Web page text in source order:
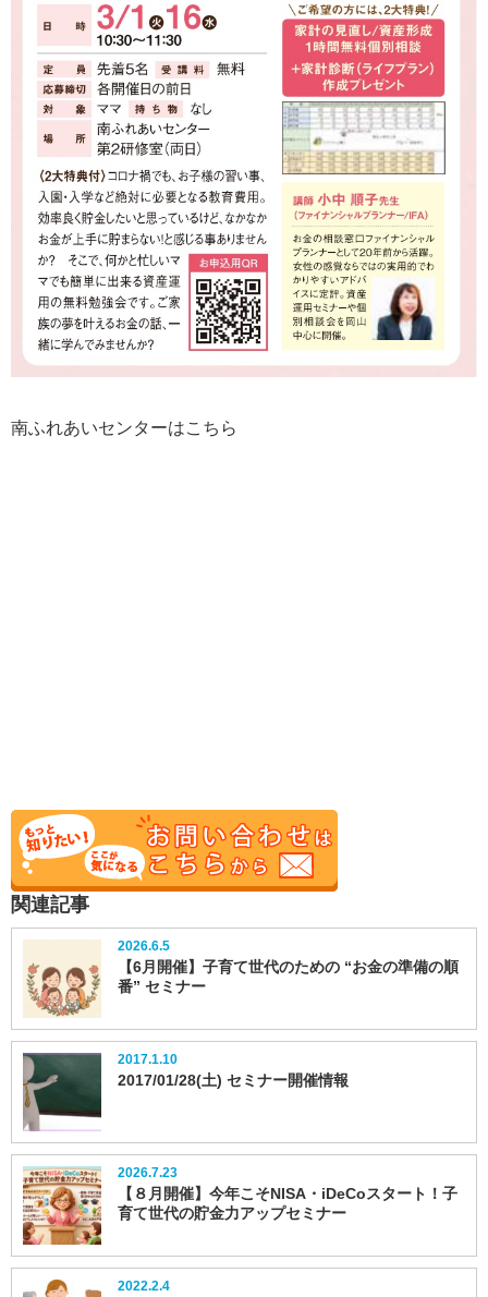
南ふれあいセンターはこちら
関連記事
2026.6.5
【6月開催】子育て世代のための “お金の準備の順
番” セミナー
2017.1.10
2017/01/28(土) セミナー開催情報
2026.7.23
【８月開催】今年こそNISA・iDeCoスタート！子
育て世代の貯金力アップセミナー
2022.2.4